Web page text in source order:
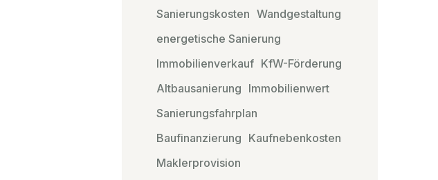
Sanierungskosten Wandgestaltung
energetische Sanierung
Immobilienverkauf KfW-Förderung
Altbausanierung Immobilienwert
Sanierungsfahrplan
Baufinanzierung Kaufnebenkosten
Maklerprovision